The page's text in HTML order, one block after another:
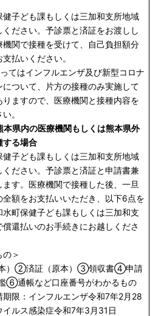
子ども課もしくは三加和支所地域
ださい。予診票と済証をお渡しし
機関で接種を受けて、自己負担額分
払いください。
てはインフルエンザ及び新型コロナ
について、片方の接種のみ実施して
りますので、医療機関と接種内容を
。
本県内の医療機関もしくは熊本県外
する場合
子ども課もしくは三加和支所地域
ださい。予診票と済証と申請書兼
す。医療機関で接種した後、一旦
全額をお支払いいただき、以下6点を
水町保健子ども課もしくは三加和支
還払いのお手続きにお越しくださ
＞
）②済証（原本）③領収書④申請
⑥通帳など口座番号がわかるもの
限：インフルエンザ令和7年2月28
ルス感染症令和7年3月31日